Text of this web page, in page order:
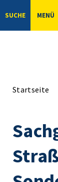
SUCHE MENÜ
Startseite